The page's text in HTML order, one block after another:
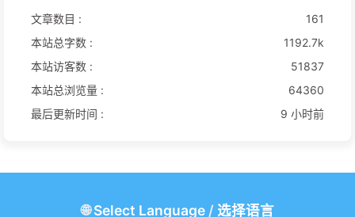
文章数目 :
161
本站总字数 :
1192.7k
本站访客数 :
51837
本站总浏览量 :
64360
最后更新时间 :
9 小时前
🌐Select Language/ 选择语言